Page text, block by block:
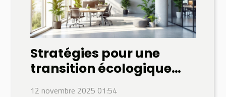
Stratégies pour une
transition écologique
réussie en entreprise
12 novembre 2025 01:54